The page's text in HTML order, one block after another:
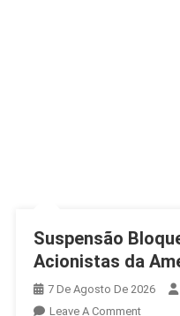
Suspensão
Acionistas da
7 De Agosto De 2026
Leave A CommentOn